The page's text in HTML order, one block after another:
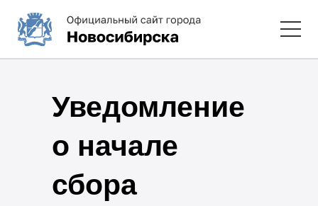
Уведомление
о начале
сбора